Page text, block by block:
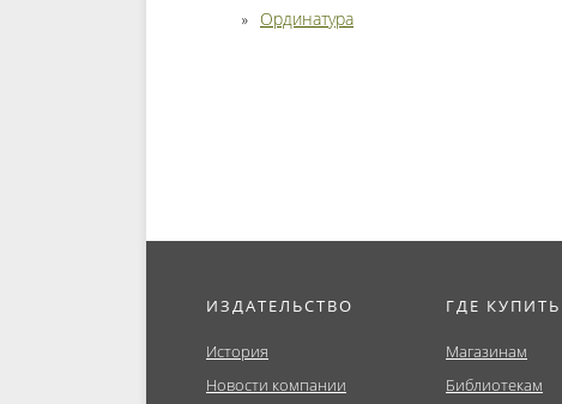
Ординатура
ИЗДАТЕЛЬСТВО
История
Новости компании
ГДЕ КУПИТЬ
Магазинам
Библиотекам